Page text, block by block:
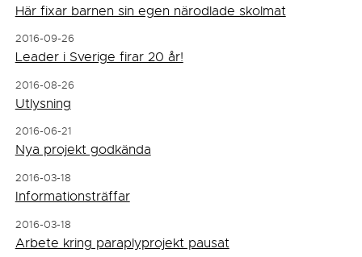
Här fixar barnen sin egen närodlade skolmat
2016-09-26
Leader i Sverige firar 20 år!
2016-08-26
Utlysning
2016-06-21
Nya projekt godkända
2016-03-18
Informationsträffar
2016-03-18
Arbete kring paraplyprojekt pausat